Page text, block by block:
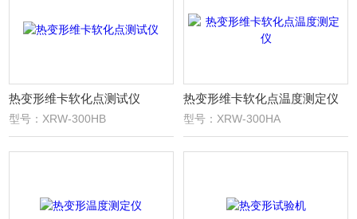
热变形维卡软化点测试仪
型号：XRW-300HB
热变形维卡软化点温度测定仪
型号：XRW-300HA